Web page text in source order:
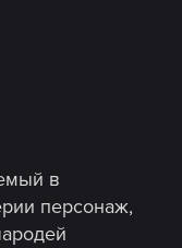
в
персонаж,